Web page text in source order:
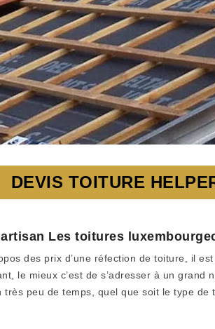
DEVIS TOITURE
Les toitures
des prix d’une réfection de toiture, il
le mieux c’est de s’adresser à un
peu de temps, quel que soit le type